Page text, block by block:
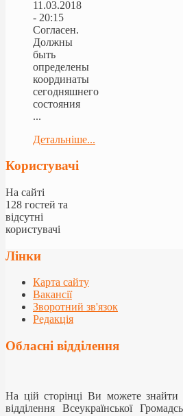
11.03.2018
- 20:15
Согласен.
Должны
быть
определены
координаты
сегодняшнего
состояния
...
Детальніше...
Користувачі
На сайті
128 гостей та
відсутні
користувачі
Лінки
Карта сайту
Вакансії
Зворотний зв'язок
Редакція
Обласні відділення
На цій сторінці Ви можете знайти
відділення Всеукраїнської